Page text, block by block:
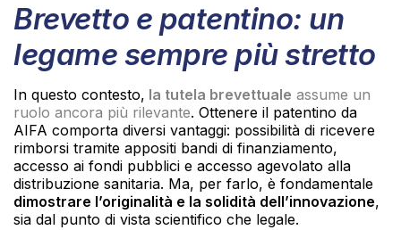
Brevetto e patentino: un
legame sempre più stretto
In questo contesto, la tutela brevettuale assume un
ruolo ancora più rilevante. Ottenere il patentino da
AIFA comporta diversi vantaggi: possibilità di ricevere
rimborsi tramite appositi bandi di finanziamento,
accesso ai fondi pubblici e accesso agevolato alla
distribuzione sanitaria. Ma, per farlo, è fondamentale
dimostrare l’originalità e la solidità dell’innovazione,
sia dal punto di vista scientifico che legale.